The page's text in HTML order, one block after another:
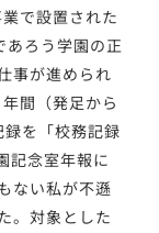
で設置された
あろう学園の正
事が進められ
間（発足から
を「校務記録
記念室年報に
ない私が不遜
。対象とした